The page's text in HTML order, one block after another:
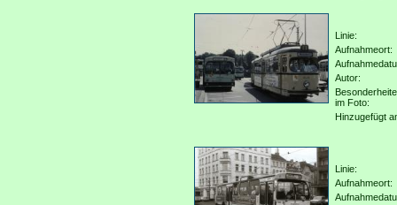
Linie:
Aufnahmeort:
Autor:
im Foto:
Hinzugefügt
Linie:
Aufnahmeort: